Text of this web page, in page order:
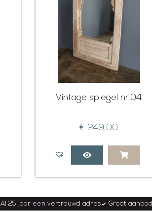
Vintage spiegel nr.04
€ 249,00
Al 25 jaar een vertrouwd adres Groot